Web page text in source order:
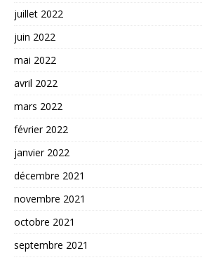
juillet 2022
juin 2022
mai 2022
avril 2022
mars 2022
février 2022
janvier 2022
décembre 2021
novembre 2021
octobre 2021
septembre 2021